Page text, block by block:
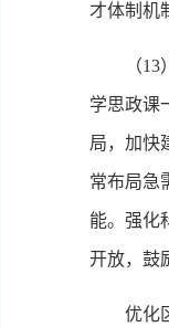
才体制机
（
学思政课
局，加快
常布局急
能。强化
开放，鼓
优化